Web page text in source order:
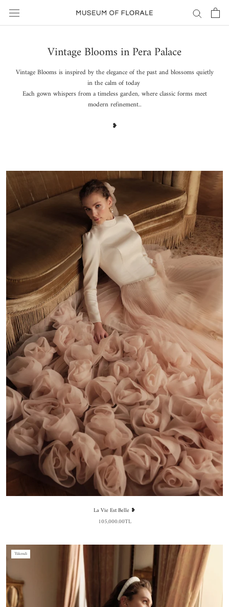
Vintage Blooms in Pera Palace
Vintage Blooms is inspired by the elegance of the past and blossoms quietly
in the calm of today
Each gown whispers from a timeless garden, where classic forms meet
modern refinement..
❥
La Vie Est Belle ❥
105,000.00TL
Tükendi